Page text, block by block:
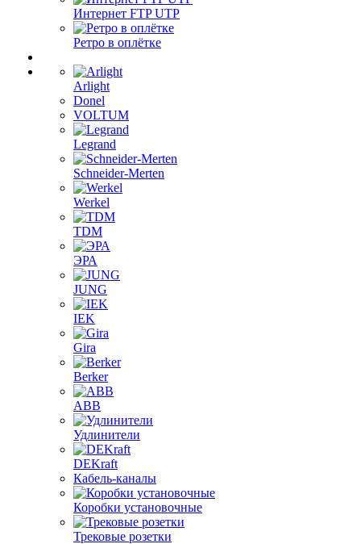
Интернет FTP UTP
Ретро в оплётке
Arlight
Donel
VOLTUM
Legrand
Schneider-Merten
Werkel
TDM
ЭРА
JUNG
IEK
Gira
Berker
ABB
Удлинители
DEKraft
Кабель-каналы
Коробки установочные
Трековые розетки